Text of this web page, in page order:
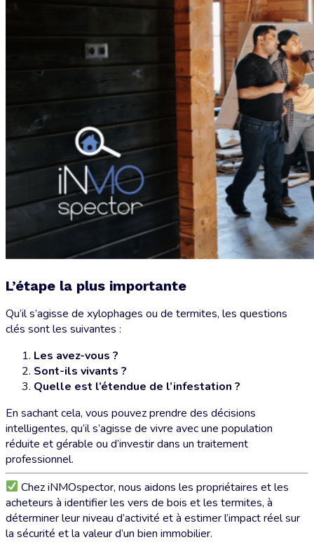
L’étape la plus importante
Qu’il s’agisse de xylophages ou de termites, les questions
clés sont les suivantes :
Les avez-vous ?
Sont-ils vivants ?
Quelle est l’étendue de l’infestation ?
En sachant cela, vous pouvez prendre des décisions
intelligentes, qu’il s’agisse de vivre avec une population
réduite et gérable ou d’investir dans un traitement
professionnel.
Chez iNMOspector, nous aidons les propriétaires et les
acheteurs à identifier les vers de bois et les termites, à
déterminer leur niveau d’activité et à estimer l’impact réel sur
la sécurité et la valeur d’un bien immobilier.